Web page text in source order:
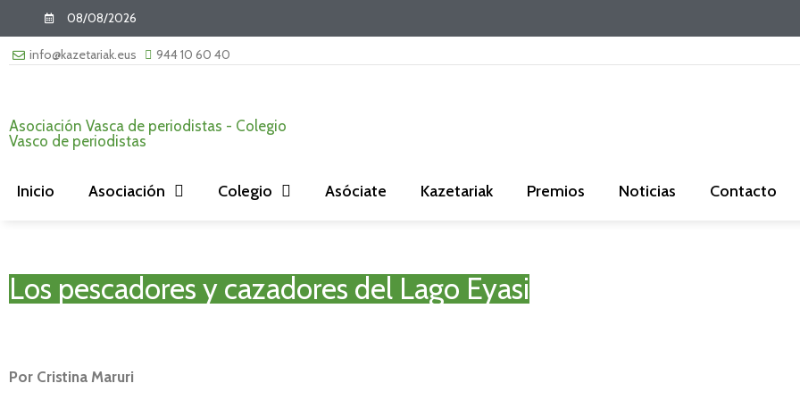
08/08/2026
info@kazetariak.eus 944 10 60 40
Asociación Vasca de periodistas - Colegio
Vasco de periodistas
Inicio Asociación Colegio Asóciate Kazetariak Premios Noticias Contacto
Los pescadores y cazadores del Lago Eyasi
Por Cristina Maruri